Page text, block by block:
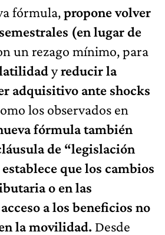
fórmula,propone volver
(en lugar de
un rezago mínimo, para
yreducir la
adquisitivo ante shocks
los observados en
fórmula también
de “legislación
que los cambios
o en las
a los beneficios no
la movilidad. Desde